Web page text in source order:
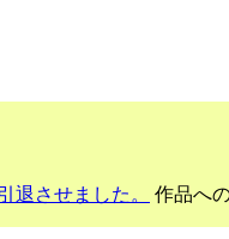
退させました。 作品へ